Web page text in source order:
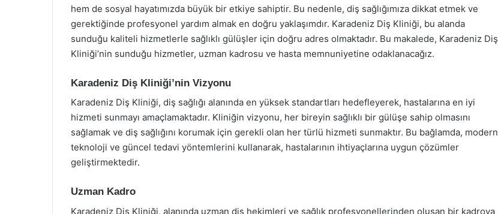
hem de sosyal hayatımızda büyük bir etkiye sahiptir. Bu nedenle, diş sağlığımıza dikkat etmek ve
gerektiğinde profesyonel yardım almak en doğru yaklaşımdır. Karadeniz Diş Kliniği, bu alanda
sunduğu kaliteli hizmetlerle sağlıklı gülüşler için doğru adres olmaktadır. Bu makalede, Karadeniz Diş
Kliniği’nin sunduğu hizmetler, uzman kadrosu ve hasta memnuniyetine odaklanacağız.
Karadeniz Diş Kliniği’nin Vizyonu
Karadeniz Diş Kliniği, diş sağlığı alanında en yüksek standartları hedefleyerek, hastalarına en iyi
hizmeti sunmayı amaçlamaktadır. Kliniğin vizyonu, her bireyin sağlıklı bir gülüşe sahip olmasını
sağlamak ve diş sağlığını korumak için gerekli olan her türlü hizmeti sunmaktır. Bu bağlamda, modern
teknoloji ve güncel tedavi yöntemlerini kullanarak, hastalarının ihtiyaçlarına uygun çözümler
geliştirmektedir.
Uzman Kadro
Karadeniz Diş Kliniği, alanında uzman diş hekimleri ve sağlık profesyonellerinden oluşan bir kadroya